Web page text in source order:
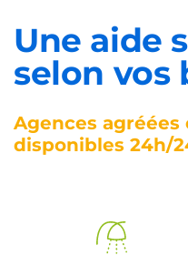
Une aide
selon vos
Agences
disponibles 24h/